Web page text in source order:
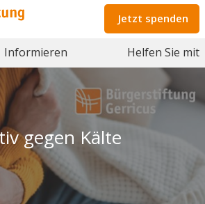
Informieren Helfen Sie mit
Jetzt spenden
gegen Kälte